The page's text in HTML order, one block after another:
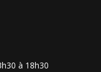
à 18h30